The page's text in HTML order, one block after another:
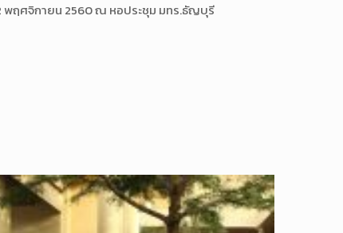
พฤศจิกายน 2560 ณ หอประชุม มทร.ธัญบุรี